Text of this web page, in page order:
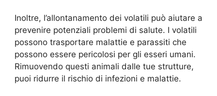
Inoltre, l’allontanamento dei volatili può aiutare a
prevenire potenziali problemi di salute. I volatili
possono trasportare malattie e parassiti che
possono essere pericolosi per gli esseri umani.
Rimuovendo questi animali dalle tue strutture,
puoi ridurre il rischio di infezioni e malattie.